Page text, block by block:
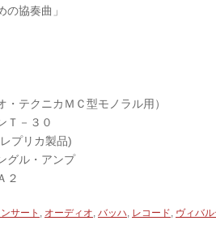
の協奏曲」
・テクニカＭＣ型モノラル用）
Ｔ－３０
プリカ製品)
グル・アンプ
２
サート , オーディオ, バッハ, レコード, ヴィバル